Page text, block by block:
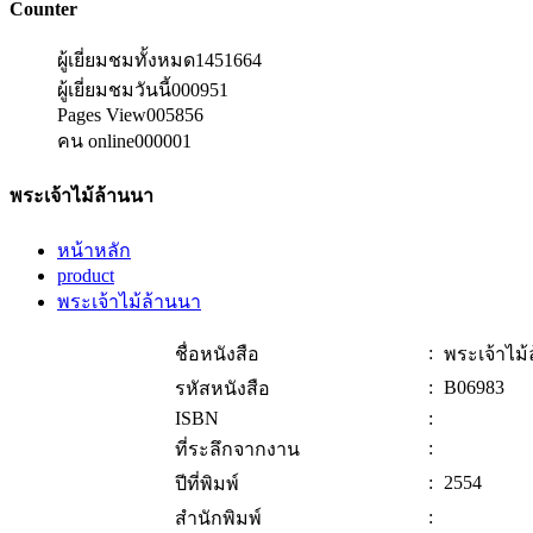
Counter
ผู้เยี่ยมชมทั้งหมด1451664
ผู้เยี่ยมชมวันนี้000951
Pages View005856
คน online000001
พระเจ้าไม้ล้านนา
หน้าหลัก
product
พระเจ้าไม้ล้านนา
ชื่อหนังสือ : พระเจ้าไ
รหัสหนังสือ
: B06983
ISBN
:
ที่ระลึกจากงาน
:
ปีที่พิมพ์
: 2554
สำนักพิมพ์
: